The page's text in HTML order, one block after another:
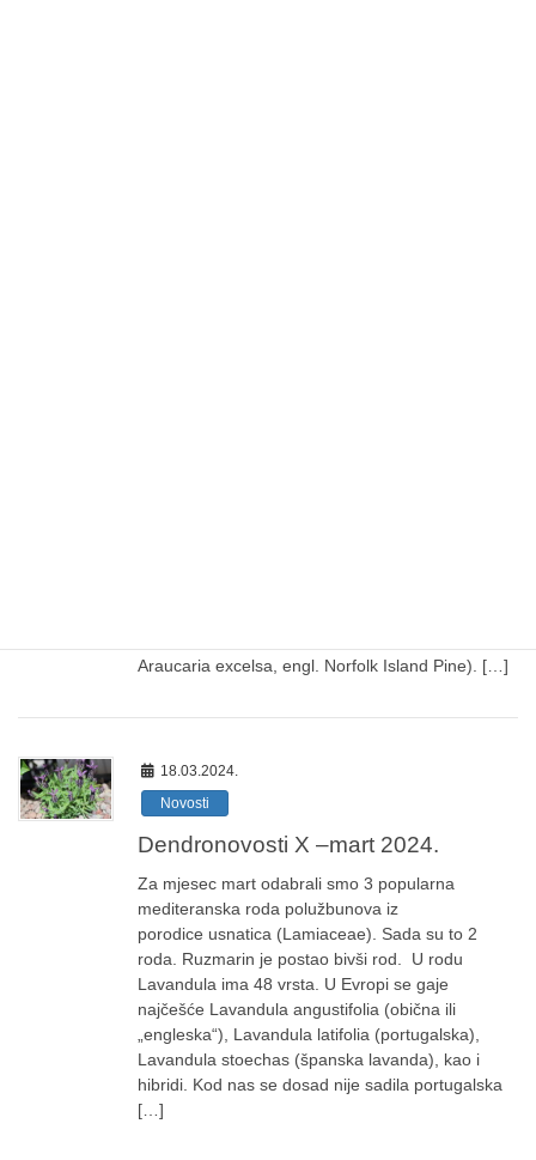
Araucaria excelsa, engl. Norfolk Island Pine). […]
18.03.2024.
Novosti
Dendronovosti X –mart 2024.
Za mjesec mart odabrali smo 3 popularna
mediteranska roda polužbunova iz
porodice usnatica (Lamiaceae). Sada su to 2
roda. Ruzmarin je postao bivši rod. U rodu
Lavandula ima 48 vrsta. U Evropi se gaje
najčešće Lavandula angustifolia (obična ili
„engleska“), Lavandula latifolia (portugalska),
Lavandula stoechas (španska lavanda), kao i
hibridi. Kod nas se dosad nije sadila portugalska
[…]